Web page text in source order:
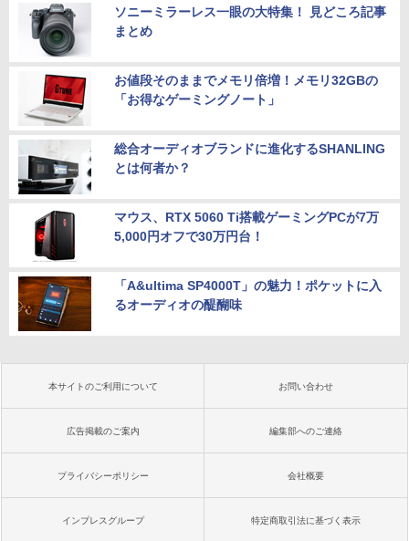
ソニーミラーレス一眼の大特集！ 見どころ記事
まとめ
お値段そのままでメモリ倍増！メモリ32GBの
「お得なゲーミングノート」
総合オーディオブランドに進化するSHANLING
とは何者か？
マウス、RTX 5060 Ti搭載ゲーミングPCが7万
5,000円オフで30万円台！
「A&ultima SP4000T」の魅力！ポケットに入
るオーディオの醍醐味
本サイトのご利用について お問い合わせ
広告掲載のご案内 編集部へのご連絡
プライバシーポリシー 会社概要
インプレスグループ 特定商取引法に基づく表示